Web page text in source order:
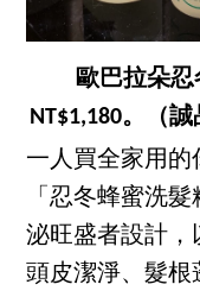
歐巴拉朵忍
NT$1,180。（
一人買全家用的
「忍冬蜂蜜洗
泌旺盛者設計，
頭皮潔淨、髮根